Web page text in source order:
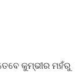
ତେବେ କୁମ୍ଭୀର ମହଁରୁ